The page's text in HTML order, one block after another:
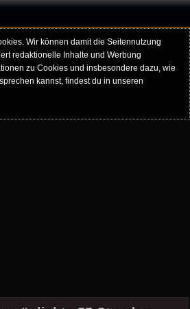
Wir können damit die Seitennutzung
redaktionelle Inhalte und Werbung
zu Cookies und insbesondere dazu, wie
kannst, findest du in unseren